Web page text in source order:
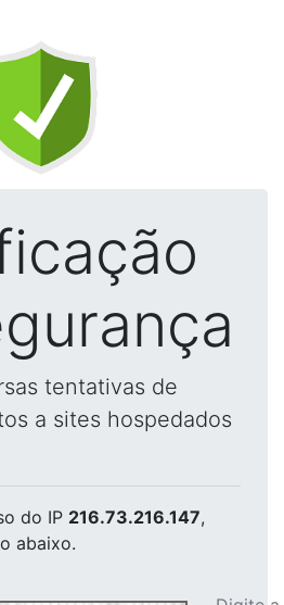
tentativas de
a sites hospedados
do IP 216.73.216.147,
abaixo.